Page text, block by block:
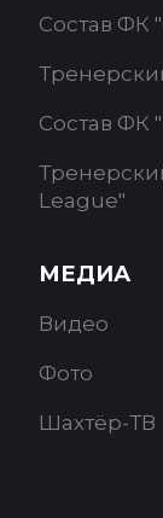
Состав ФК
Состав ФК
League"
МЕДИА
Видео
Фото
Шахтёр-ТВ